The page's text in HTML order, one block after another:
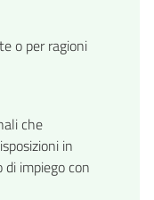
o per ragioni
che
in
impiego con